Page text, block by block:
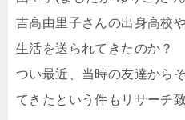
吉高由里子さんの出身高校
生活を送られてきたのか？
つい最近、当時の友達から
てきたという件もリサーチ致